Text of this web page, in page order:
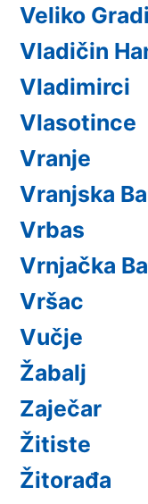
Veliko
Vladičin
Vladimirci
Vlasotince
Vranje
Vranjska
Vrbas
Vrnjačka
Vršac
Vučje
Žabalj
Zaječar
Žitiste
Žitorađa